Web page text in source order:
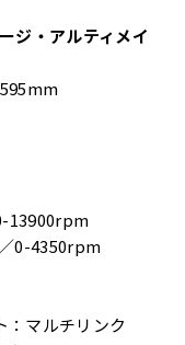
ジ・アルティメイ
13900rpm
0-4350rpm
マルチリンク